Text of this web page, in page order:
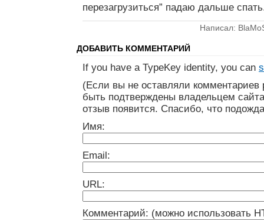
перезагрузиться” падаю дальше
Написал:
ДОБАВИТЬ КОММЕНТАРИЙ
If you have a TypeKey identity, you can
(Если вы не оставляли
быть подтверждены владельцем
отзыв появится. Спасибо, что
Имя:
Email:
URL:
Комментарий: (можно использовать